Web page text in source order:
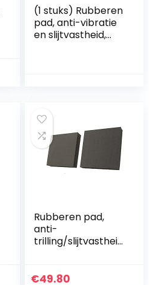
(1 stuks) Rubberen
pad, anti-vibratie
en slijtvastheid,
Rubberen pad,
anti-
trilling/slijtvastheid
machines
€49.80